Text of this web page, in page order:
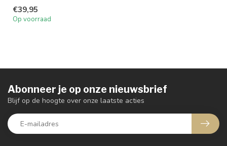
opbergruimte, ...
€39,95
Op voorraad
Abonneer je op onze nieuwsbrief
Blijf op de hoogte over onze laatste acties